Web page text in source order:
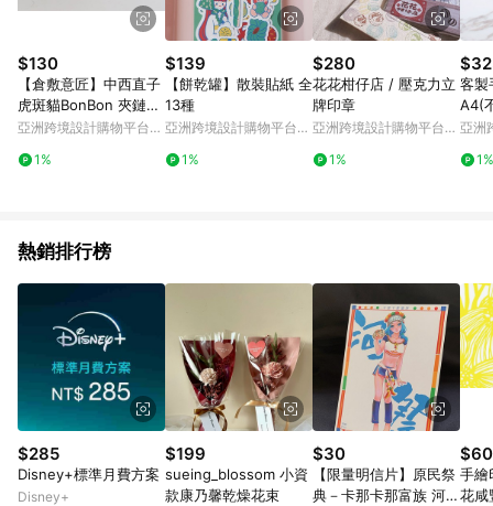
頁面後才首次下載 Pinkoi APP 並完成訂單，不符合導購資格；承
上，首次下載 Pinkoi APP 後，需透過 LINE 購物前往 Pinkoi 頁
面，方享導購資格。
$130
【倉敷意匠】中西直子
虎斑貓BonBon 夾鏈袋
S : 99220-01
亞洲跨境設計購物平台
1%
$139
【餅乾罐】散裝貼紙 全
13種
亞洲跨境設計購物平台
1%
$280
花花柑仔店 / 壓克力立
牌印章
亞洲跨境設計購物平台
1%
客
A4(
亞洲
1%
熱銷排行榜
$285
Disney+標準月費方案
Disney+
$199
sueing_blossom 小資
款康乃馨乾燥花束
$30
【限量明信片】原民祭
典－卡那卡那富族 河祭
$60
手繪
花咸